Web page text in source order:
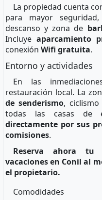
La propiedad cuenta
para mayor
descanso y zona de
Incluye aparcamiento
conexión Wifi gratuita.
Entorno y actividades
En las
restauración local. La
de senderismo,
todas las casas
directamente por sus
comisiones.
Reserva ahora
vacaciones en Conil al
el propietario.
Comodidades